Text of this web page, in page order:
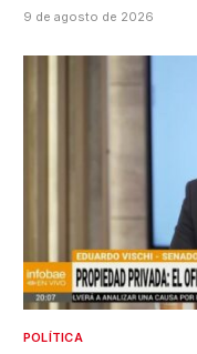
9 de agosto de 2026
POLÍTICA